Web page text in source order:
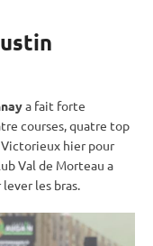
a fait forte
courses, quatre top
Victorieux hier pour
Val de Morteau a
les bras.